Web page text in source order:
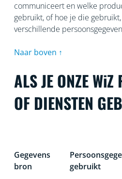
communiceert en welke
gebruikt, of hoe je die
verschillende
Naar boven ↑
ALS JE ONZE WiZ
OF DIENSTEN
Gegevens
bron
gebruikt